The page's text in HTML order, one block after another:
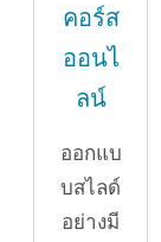
คอร์ส
ออนไ
ลน์
ออกแบ
บสไลด์
อย่างมี